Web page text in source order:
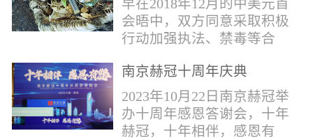
早在2018年12月的中美元首
会晤中，双方同意采取积极
行动加强执法、禁毒等合
管控。2019年4月，我国宣布
正式将“芬太尼类物质”按类
纳入毒品管制范畴。日前禁
毒委与公安部再次发声严管
南京赫冠十周年庆典
2023年10月22日南京赫冠举
办十周年感恩答谢会，十年
赫冠，十年相伴，感恩有